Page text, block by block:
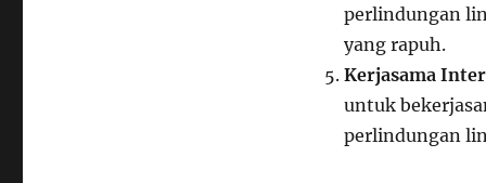
perlindungan
yang rapuh.
Kerjasama
untuk
perlindungan